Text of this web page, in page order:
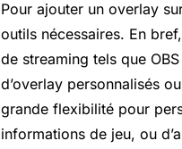
Pour ajouter un overlay
outils nécessaires. En
de streaming tels que
d’overlay personnalisés
grande flexibilité pour
informations de jeu, ou